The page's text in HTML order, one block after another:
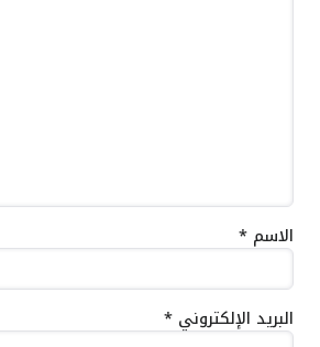
الاسم *
البريد الإلكتروني *